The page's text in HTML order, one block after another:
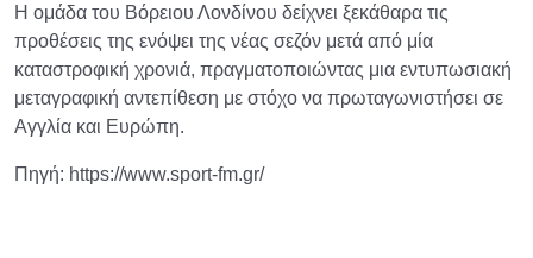
Η ομάδα του Βόρειου Λονδίνου δείχνει ξεκάθαρα τις
προθέσεις της ενόψει της νέας σεζόν μετά από μία
καταστροφική χρονιά, πραγματοποιώντας μια εντυπωσιακή
μεταγραφική αντεπίθεση με στόχο να πρωταγωνιστήσει σε
Αγγλία και Ευρώπη.
Πηγή: https://www.sport-fm.gr/